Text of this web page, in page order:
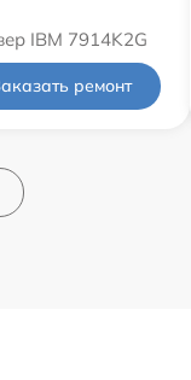
IBM 7914K2G
ремонт